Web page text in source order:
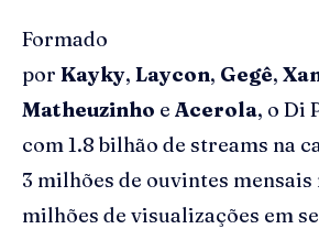
Formado
por Kayky, Laycon, Gegê,
Matheuzinho e Acerola, o Di
com 1.8 bilhão de streams na
3 milhões de ouvintes mensais
milhões de visualizações em